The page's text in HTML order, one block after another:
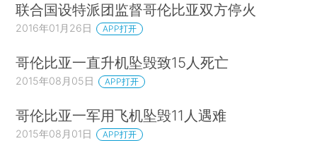
联合国设特派团监督哥伦比亚双方停火
2016年01月26日 APP打开
哥伦比亚一直升机坠毁致15人死亡
2015年08月05日 APP打开
哥伦比亚一军用飞机坠毁11人遇难
2015年08月01日 APP打开